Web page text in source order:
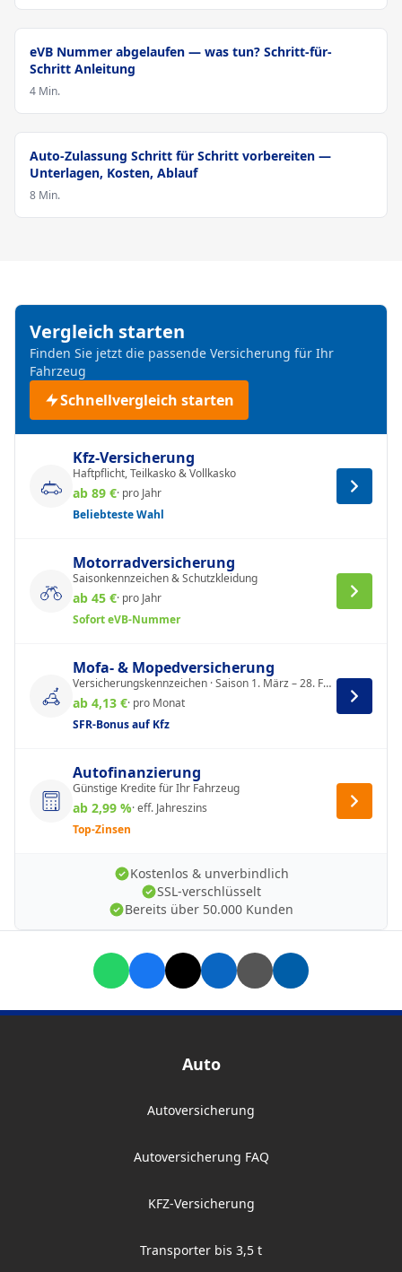
Zulassung
eVB Nummer abgelaufen — was tun? Schritt-für-
Schritt Anleitung
4 Min.
Zulassung
Auto-Zulassung Schritt für Schritt vorbereiten —
Unterlagen, Kosten, Ablauf
8 Min.
Vergleich starten
Finden Sie jetzt die passende Versicherung für Ihr
Fahrzeug
Schnellvergleich starten
Kfz-Versicherung
Haftpflicht, Teilkasko & Vollkasko
ab 89 €· pro Jahr
Beliebteste Wahl
Motorradversicherung
Saisonkennzeichen & Schutzkleidung
ab 45 €· pro Jahr
Sofort eVB-Nummer
Mofa- & Mopedversicherung
Versicherungskennzeichen · Saison 1. März – 28. Februar
ab 4,13 €· pro Monat
SFR-Bonus auf Kfz
Autofinanzierung
Günstige Kredite für Ihr Fahrzeug
ab 2,99 %· eff. Jahreszins
Top-Zinsen
Kostenlos & unverbindlich
SSL-verschlüsselt
Bereits über 50.000 Kunden
Auto
Autoversicherung
Autoversicherung FAQ
KFZ-Versicherung
Transporter bis 3,5 t